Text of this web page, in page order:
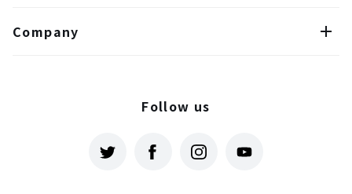
Company
Follow us